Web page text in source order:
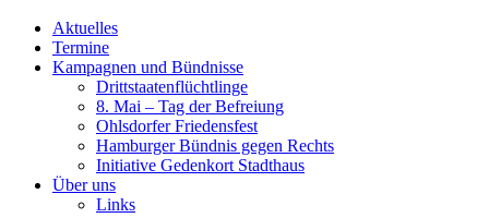
Aktuelles
Termine
Kampagnen und Bündnisse
Drittstaatenflüchtlinge
8. Mai – Tag der Befreiung
Ohlsdorfer Friedensfest
Hamburger Bündnis gegen Rechts
Initiative Gedenkort Stadthaus
Über uns
Links